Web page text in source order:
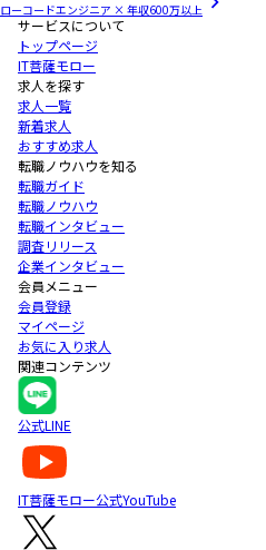
ローコードエンジニア × 年収600万以上
サービスについて
トップページ
IT菩薩モロー
求人を探す
求人一覧
新着求人
おすすめ求人
転職ノウハウを知る
転職ガイド
転職ノウハウ
転職インタビュー
調査リリース
企業インタビュー
会員メニュー
会員登録
マイページ
お気に入り求人
関連コンテンツ
公式LINE
IT菩薩モロー公式YouTube